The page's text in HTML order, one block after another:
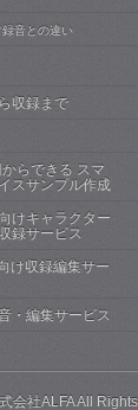
録音との違い
収録まで
らできる スマ
スサンプル作成
けキャラクター
録サービス
け収録編集サー
・編集サービス
会社ALFAAll